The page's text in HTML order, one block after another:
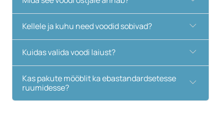
Kellele ja kuhu need voodid sobivad?
Kuidas valida voodi laiust?
Kas pakute mööblit ka ebastandardsetesse
ruumidesse?